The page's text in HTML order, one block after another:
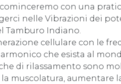
con una
nelle Vibrazioni dei
Tamburo Indiano.
cellulare con le
che esista al
di rilassamento sono
muscolatura, aumentare